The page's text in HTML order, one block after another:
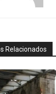
Relacionados